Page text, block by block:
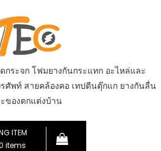
ระจก โฟมยางกันกระแทก อะไหล่และ
ศัพท์ สายคล้องคอ เทปตีนตุ๊กแก ยางกันลื่น
ของตกแต่งบ้าน
ITEM
items